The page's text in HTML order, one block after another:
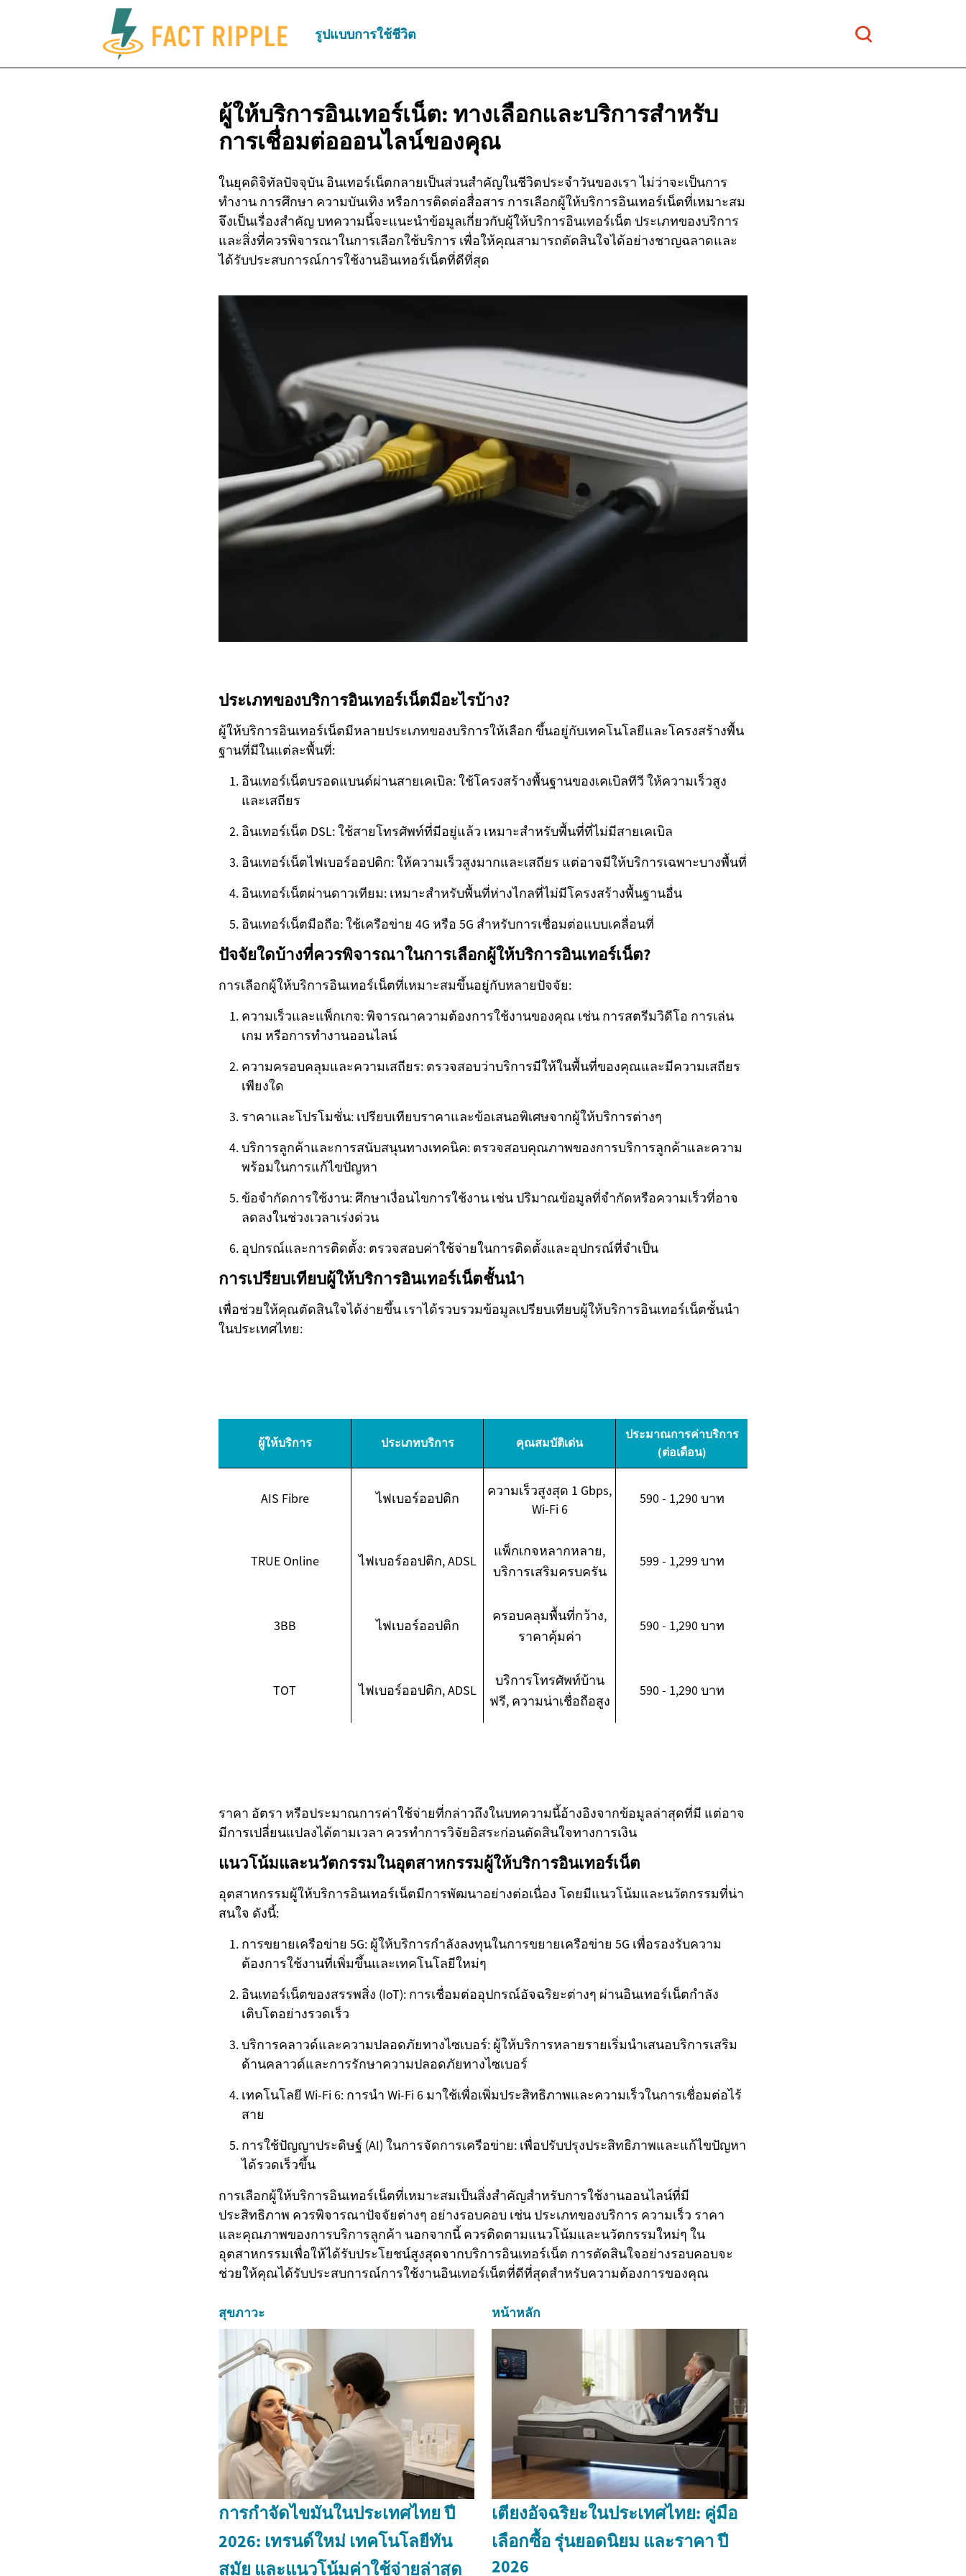
รูปแบบการใช้ชีวิต
ผู้ให้บริการอินเทอร์เน็ต: ทางเลือกและบริการสำหรับ
การเชื่อมต่อออนไลน์ของคุณ
ในยุคดิจิทัลปัจจุบัน อินเทอร์เน็ตกลายเป็นส่วนสำคัญในชีวิตประจำวันของเรา ไม่ว่าจะเป็นการ
ทำงาน การศึกษา ความบันเทิง หรือการติดต่อสื่อสาร การเลือกผู้ให้บริการอินเทอร์เน็ตที่เหมาะสม
จึงเป็นเรื่องสำคัญ บทความนี้จะแนะนำข้อมูลเกี่ยวกับผู้ให้บริการอินเทอร์เน็ต ประเภทของบริการ
และสิ่งที่ควรพิจารณาในการเลือกใช้บริการ เพื่อให้คุณสามารถตัดสินใจได้อย่างชาญฉลาดและ
ได้รับประสบการณ์การใช้งานอินเทอร์เน็ตที่ดีที่สุด
ประเภทของบริการอินเทอร์เน็ตมีอะไรบ้าง?
ผู้ให้บริการอินเทอร์เน็ตมีหลายประเภทของบริการให้เลือก ขึ้นอยู่กับเทคโนโลยีและโครงสร้างพื้น
ฐานที่มีในแต่ละพื้นที่:
อินเทอร์เน็ตบรอดแบนด์ผ่านสายเคเบิล: ใช้โครงสร้างพื้นฐานของเคเบิลทีวี ให้ความเร็วสูง
และเสถียร
อินเทอร์เน็ต DSL: ใช้สายโทรศัพท์ที่มีอยู่แล้ว เหมาะสำหรับพื้นที่ที่ไม่มีสายเคเบิล
อินเทอร์เน็ตไฟเบอร์ออปติก: ให้ความเร็วสูงมากและเสถียร แต่อาจมีให้บริการเฉพาะบางพื้นที่
อินเทอร์เน็ตผ่านดาวเทียม: เหมาะสำหรับพื้นที่ห่างไกลที่ไม่มีโครงสร้างพื้นฐานอื่น
อินเทอร์เน็ตมือถือ: ใช้เครือข่าย 4G หรือ 5G สำหรับการเชื่อมต่อแบบเคลื่อนที่
ปัจจัยใดบ้างที่ควรพิจารณาในการเลือกผู้ให้บริการอินเทอร์เน็ต?
การเลือกผู้ให้บริการอินเทอร์เน็ตที่เหมาะสมขึ้นอยู่กับหลายปัจจัย:
ความเร็วและแพ็กเกจ: พิจารณาความต้องการใช้งานของคุณ เช่น การสตรีมวิดีโอ การเล่น
เกม หรือการทำงานออนไลน์
ความครอบคลุมและความเสถียร: ตรวจสอบว่าบริการมีให้ในพื้นที่ของคุณและมีความเสถียร
เพียงใด
ราคาและโปรโมชั่น: เปรียบเทียบราคาและข้อเสนอพิเศษจากผู้ให้บริการต่างๆ
บริการลูกค้าและการสนับสนุนทางเทคนิค: ตรวจสอบคุณภาพของการบริการลูกค้าและความ
พร้อมในการแก้ไขปัญหา
ข้อจำกัดการใช้งาน: ศึกษาเงื่อนไขการใช้งาน เช่น ปริมาณข้อมูลที่จำกัดหรือความเร็วที่อาจ
ลดลงในช่วงเวลาเร่งด่วน
อุปกรณ์และการติดตั้ง: ตรวจสอบค่าใช้จ่ายในการติดตั้งและอุปกรณ์ที่จำเป็น
การเปรียบเทียบผู้ให้บริการอินเทอร์เน็ตชั้นนำ
เพื่อช่วยให้คุณตัดสินใจได้ง่ายขึ้น เราได้รวบรวมข้อมูลเปรียบเทียบผู้ให้บริการอินเทอร์เน็ตชั้นนำ
ในประเทศไทย:
ผู้ให้บริการ ประเภทบริการ คุณสมบัติเด่น
ประมาณการค่าบริการ
(ต่อเดือน)
AIS Fibre ไฟเบอร์ออปติก
ความเร็วสูงสุด 1 Gbps,
Wi-Fi 6
590 - 1,290 บาท
TRUE Online ไฟเบอร์ออปติก, ADSL
แพ็กเกจหลากหลาย,
บริการเสริมครบครัน
599 - 1,299 บาท
3BB ไฟเบอร์ออปติก
ครอบคลุมพื้นที่กว้าง,
ราคาคุ้มค่า
590 - 1,290 บาท
TOT ไฟเบอร์ออปติก, ADSL
บริการโทรศัพท์บ้าน
ฟรี, ความน่าเชื่อถือสูง
590 - 1,290 บาท
ราคา อัตรา หรือประมาณการค่าใช้จ่ายที่กล่าวถึงในบทความนี้อ้างอิงจากข้อมูลล่าสุดที่มี แต่อาจ
มีการเปลี่ยนแปลงได้ตามเวลา ควรทำการวิจัยอิสระก่อนตัดสินใจทางการเงิน
แนวโน้มและนวัตกรรมในอุตสาหกรรมผู้ให้บริการอินเทอร์เน็ต
อุตสาหกรรมผู้ให้บริการอินเทอร์เน็ตมีการพัฒนาอย่างต่อเนื่อง โดยมีแนวโน้มและนวัตกรรมที่น่า
สนใจ ดังนี้:
การขยายเครือข่าย 5G: ผู้ให้บริการกำลังลงทุนในการขยายเครือข่าย 5G เพื่อรองรับความ
ต้องการใช้งานที่เพิ่มขึ้นและเทคโนโลยีใหม่ๆ
อินเทอร์เน็ตของสรรพสิ่ง (IoT): การเชื่อมต่ออุปกรณ์อัจฉริยะต่างๆ ผ่านอินเทอร์เน็ตกำลัง
เติบโตอย่างรวดเร็ว
บริการคลาวด์และความปลอดภัยทางไซเบอร์: ผู้ให้บริการหลายรายเริ่มนำเสนอบริการเสริม
ด้านคลาวด์และการรักษาความปลอดภัยทางไซเบอร์
เทคโนโลยี Wi-Fi 6: การนำ Wi-Fi 6 มาใช้เพื่อเพิ่มประสิทธิภาพและความเร็วในการเชื่อมต่อไร้
สาย
การใช้ปัญญาประดิษฐ์ (AI) ในการจัดการเครือข่าย: เพื่อปรับปรุงประสิทธิภาพและแก้ไขปัญหา
ได้รวดเร็วขึ้น
การเลือกผู้ให้บริการอินเทอร์เน็ตที่เหมาะสมเป็นสิ่งสำคัญสำหรับการใช้งานออนไลน์ที่มี
ประสิทธิภาพ ควรพิจารณาปัจจัยต่างๆ อย่างรอบคอบ เช่น ประเภทของบริการ ความเร็ว ราคา
และคุณภาพของการบริการลูกค้า นอกจากนี้ ควรติดตามแนวโน้มและนวัตกรรมใหม่ๆ ใน
อุตสาหกรรมเพื่อให้ได้รับประโยชน์สูงสุดจากบริการอินเทอร์เน็ต การตัดสินใจอย่างรอบคอบจะ
ช่วยให้คุณได้รับประสบการณ์การใช้งานอินเทอร์เน็ตที่ดีที่สุดสำหรับความต้องการของคุณ
สุขภาวะ
การกำจัดไขมันในประเทศไทย ปี
2026: เทรนด์ใหม่ เทคโนโลยีทัน
สมัย และแนวโน้มค่าใช้จ่ายล่าสุด
หน้าหลัก
เตียงอัจฉริยะในประเทศไทย: คู่มือ
เลือกซื้อ รุ่นยอดนิยม และราคา ปี
2026